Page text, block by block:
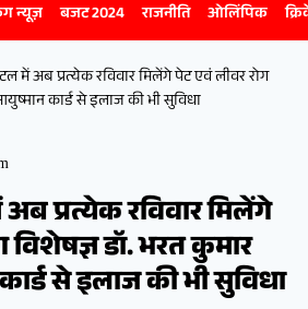
न्यूज़ बजट 2024 राजनीति ओलिंपिक
में अब प्रत्येक रविवार मिलेंगे पेट एवं लीवर रोग
कार्ड से इलाज की भी सुविधा
प्रत्येक रविवार मिलेंगे
विशेषज्ञ डॉ. भरत कुमार
से इलाज की भी सुविधा